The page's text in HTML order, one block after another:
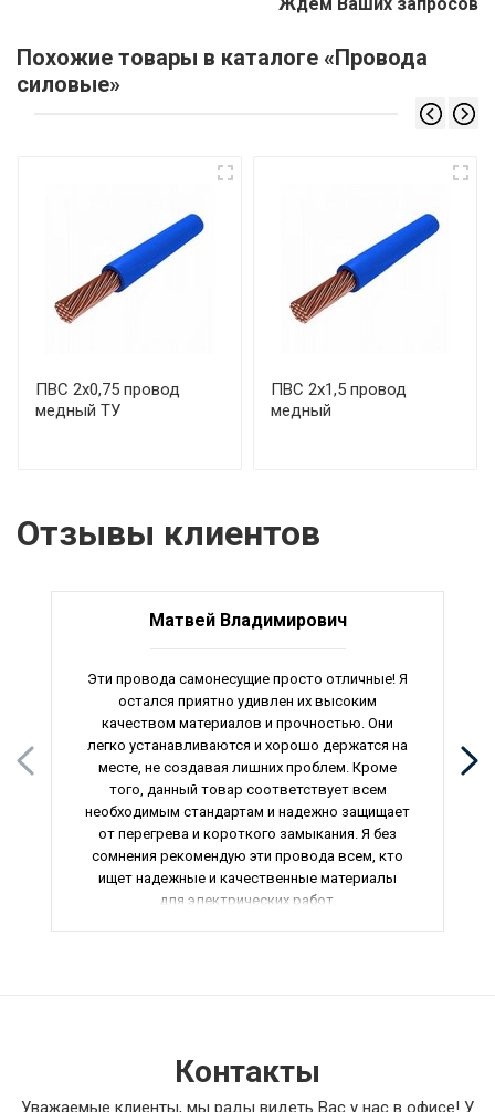
Похожие товары в каталоге «Провода
силовые»
ПВС 2х0,75 провод
медный ТУ
ПВС 2х1,5 провод
медный
Отзывы клиентов
Матвей Владимирович
Эти провода самонесущие просто отличные! Я
остался приятно удивлен их высоким
качеством материалов и прочностью. Они
легко устанавливаются и хорошо держатся на
месте, не создавая лишних проблем. Кроме
того, данный товар соответствует всем
необходимым стандартам и надежно защищает
от перегрева и короткого замыкания. Я без
сомнения рекомендую эти провода всем, кто
ищет надежные и качественные материалы
для электрических работ.
Контакты
Уважаемые клиенты, мы рады видеть Вас у нас в офисе! У